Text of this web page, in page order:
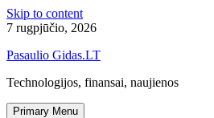
Skip to content
7 rugpjūčio, 2026
Pasaulio Gidas.LT
Technologijos, finansai, naujienos
Primary Menu